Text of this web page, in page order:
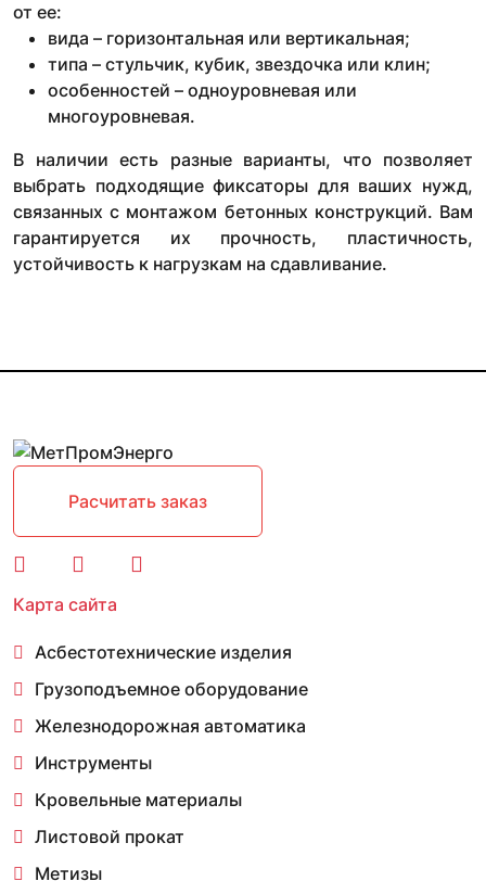
от ее:
вида – горизонтальная или вертикальная;
типа – стульчик, кубик, звездочка или клин;
особенностей – одноуровневая или
многоуровневая.
В наличии есть разные варианты, что позволяет
выбрать подходящие фиксаторы для ваших нужд,
связанных с монтажом бетонных конструкций. Вам
гарантируется их прочность, пластичность,
устойчивость к нагрузкам на сдавливание.
Расчитать заказ
Карта сайта
Асбестотехнические изделия
Грузоподъемное оборудование
Железнодорожная автоматика
Инструменты
Кровельные материалы
Листовой прокат
Метизы